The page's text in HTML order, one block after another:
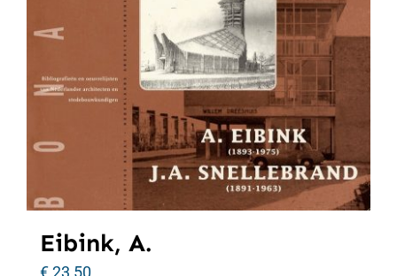
Eibink, A.
€23,50